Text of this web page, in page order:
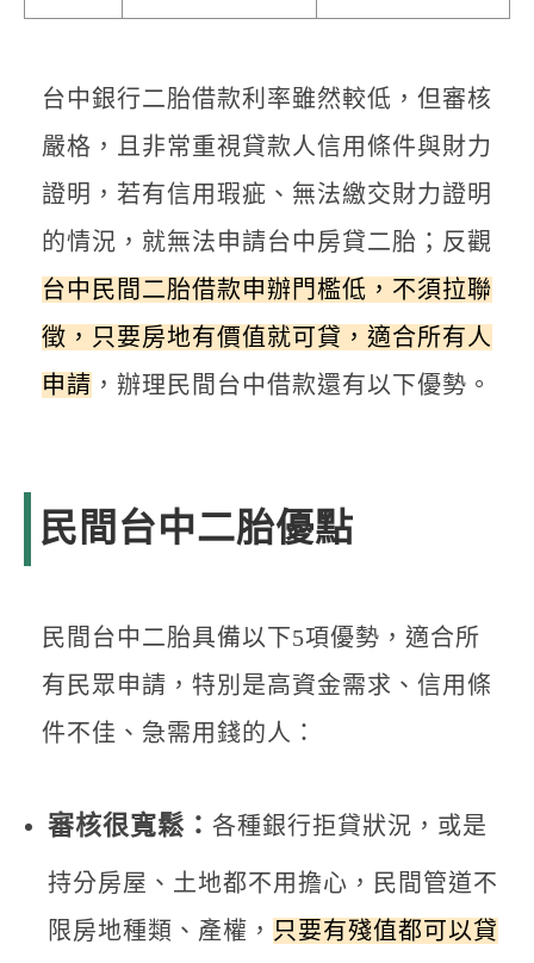
台中銀行二胎借款利率雖然較低，但審核
嚴格，且非常重視貸款人信用條件與財力
證明，若有信用瑕疵、無法繳交財力證明
的情況，就無法申請台中房貸二胎；反觀
台中民間二胎借款申辦門檻低，不須拉聯
徵，只要房地有價值就可貸，適合所有人
申請 ，辦理民間台中借款還有以下優勢。
民間台中二胎優點
民間台中二胎具備以下5項優勢，適合所
有民眾申請，特別是高資金需求、信用條
件不佳、急需用錢的人：
審核很寬鬆： 各種銀行拒貸狀況，或是
持分房屋、土地都不用擔心，民間管道不
限房地種類、產權， 只要有殘值都可以貸